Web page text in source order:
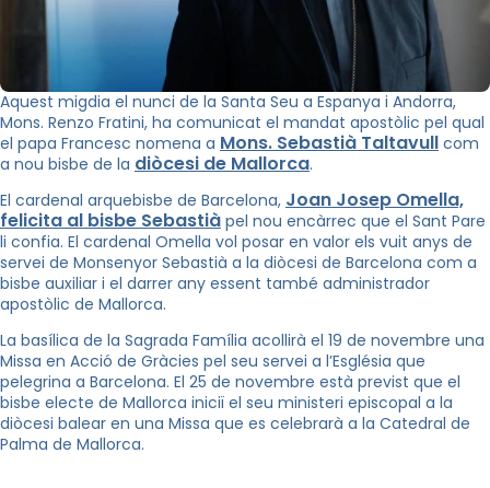
Aquest migdia el nunci de la Santa Seu a Espanya i Andorra,
Mons. Renzo Fratini, ha comunicat el mandat apostòlic pel qual
el papa Francesc nomena a Mons. Sebastià Taltavull com
a nou bisbe de la diòcesi de Mallorca.
El cardenal arquebisbe de Barcelona, Joan Josep Omella,
felicita al bisbe Sebastià pel nou encàrrec que el Sant Pare
li confia. El cardenal Omella vol posar en valor els vuit anys de
servei de Monsenyor Sebastià a la diòcesi de Barcelona com a
bisbe auxiliar i el darrer any essent també administrador
apostòlic de Mallorca.
La basílica de la Sagrada Família acollirà el 19 de novembre una
Missa en Acció de Gràcies pel seu servei a l’Església que
pelegrina a Barcelona. El 25 de novembre està previst que el
bisbe electe de Mallorca iniciï el seu ministeri episcopal a la
diòcesi balear en una Missa que es celebrarà a la Catedral de
Palma de Mallorca.